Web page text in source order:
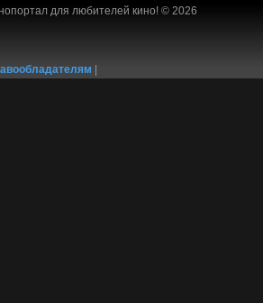
для любителей кино! © 2026